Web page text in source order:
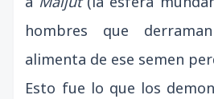
hombres que
alimenta de ese semen
Esto fue lo que los